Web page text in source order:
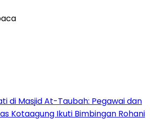
di Masjid At-Taubah: Pegawai dan
Kotaagung Ikuti Bimbingan Rohani